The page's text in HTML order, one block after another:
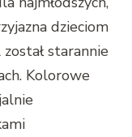
dzieciom
starannie
Kolorowe